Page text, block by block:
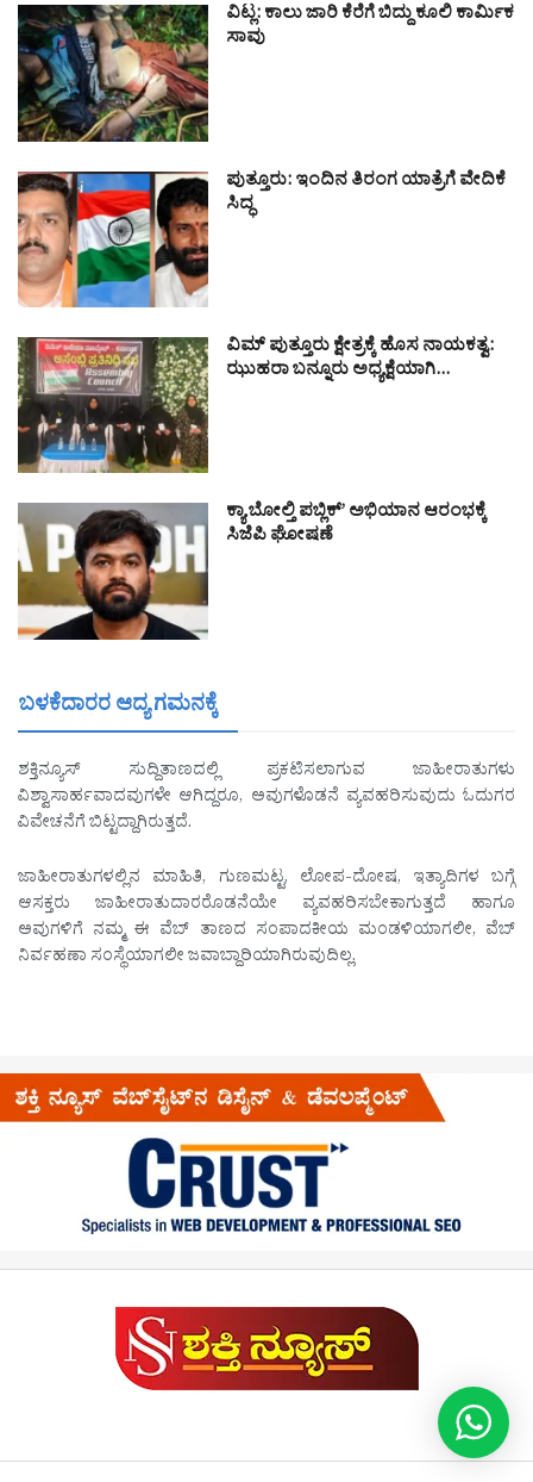
ವಿಟ್ಲ: ಕಾಲು ಜಾರಿ ಕೆರೆಗೆ ಬಿದ್ದು ಕೂಲಿ ಕಾರ್ಮಿಕ
ಸಾವು
ಪುತ್ತೂರು: ಇಂದಿನ ತಿರಂಗ ಯಾತ್ರೆಗೆ ವೇದಿಕೆ
ಸಿದ್ಧ
ವಿಮ್ ಪುತ್ತೂರು ಕ್ಷೇತ್ರಕ್ಕೆ ಹೊಸ ನಾಯಕತ್ವ:
ಝುಹರಾ ಬನ್ನೂರು ಅಧ್ಯಕ್ಷೆಯಾಗಿ…
ಕ್ಯಾ ಬೋಲ್ತಿ ಪಬ್ಲಿಕ್’ ಅಭಿಯಾನ ಆರಂಭಕ್ಕೆ
ಸಿಜೆಪಿ ಘೋಷಣೆ
ಬಳಕೆದಾರರ ಆದ್ಯ ಗಮನಕ್ಕೆ
ಶಕ್ತಿನ್ಯೂಸ್ ಸುದ್ದಿತಾಣದಲ್ಲಿ ಪ್ರಕಟಿಸಲಾಗುವ ಜಾಹೀರಾತುಗಳು
ವಿಶ್ವಾಸಾರ್ಹವಾದವುಗಳೇ ಆಗಿದ್ದರೂ, ಅವುಗಳೊಡನೆ ವ್ಯವಹರಿಸುವುದು ಓದುಗರ
ವಿವೇಚನೆಗೆ ಬಿಟ್ಟದ್ದಾಗಿರುತ್ತದೆ.
ಜಾಹೀರಾತುಗಳಲ್ಲಿನ ಮಾಹಿತಿ, ಗುಣಮಟ್ಟ, ಲೋಪ-ದೋಷ, ಇತ್ಯಾದಿಗಳ ಬಗ್ಗೆ
ಆಸಕ್ತರು ಜಾಹೀರಾತುದಾರರೊಡನೆಯೇ ವ್ಯವಹರಿಸಬೇಕಾಗುತ್ತದೆ ಹಾಗೂ
ಅವುಗಳಿಗೆ ನಮ್ಮ ಈ ವೆಬ್ ತಾಣದ ಸಂಪಾದಕೀಯ ಮಂಡಳಿಯಾಗಲೀ, ವೆಬ್
ನಿರ್ವಹಣಾ ಸಂಸ್ಥೆಯಾಗಲೀ ಜವಾಬ್ದಾರಿಯಾಗಿರುವುದಿಲ್ಲ.